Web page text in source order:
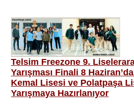
Telsim Freezone 9.
Yarışması Finali 8
Kemal Lisesi ve Polatpaşa
Yarışmaya Hazırlanıyor